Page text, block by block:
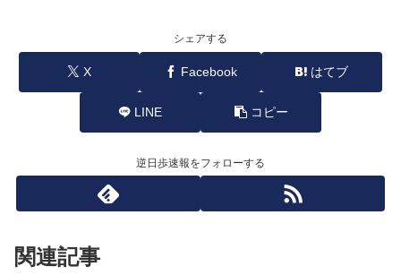
シェアする
X Facebook はてブ
LINE コピー
逆日歩速報をフォローする
関連記事